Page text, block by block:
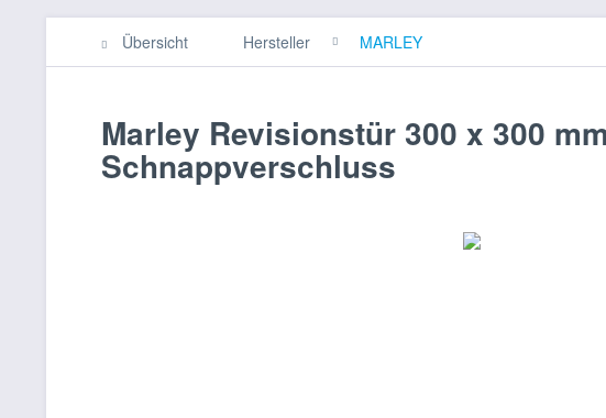
Übersicht Hersteller MARLEY
Marley Revisionstür 300 x 300
Schnappverschluss